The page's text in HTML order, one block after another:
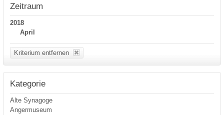
Zeitraum
2018
April
Kriterium entfernen
Kategorie
Alte Synagoge
Angermuseum